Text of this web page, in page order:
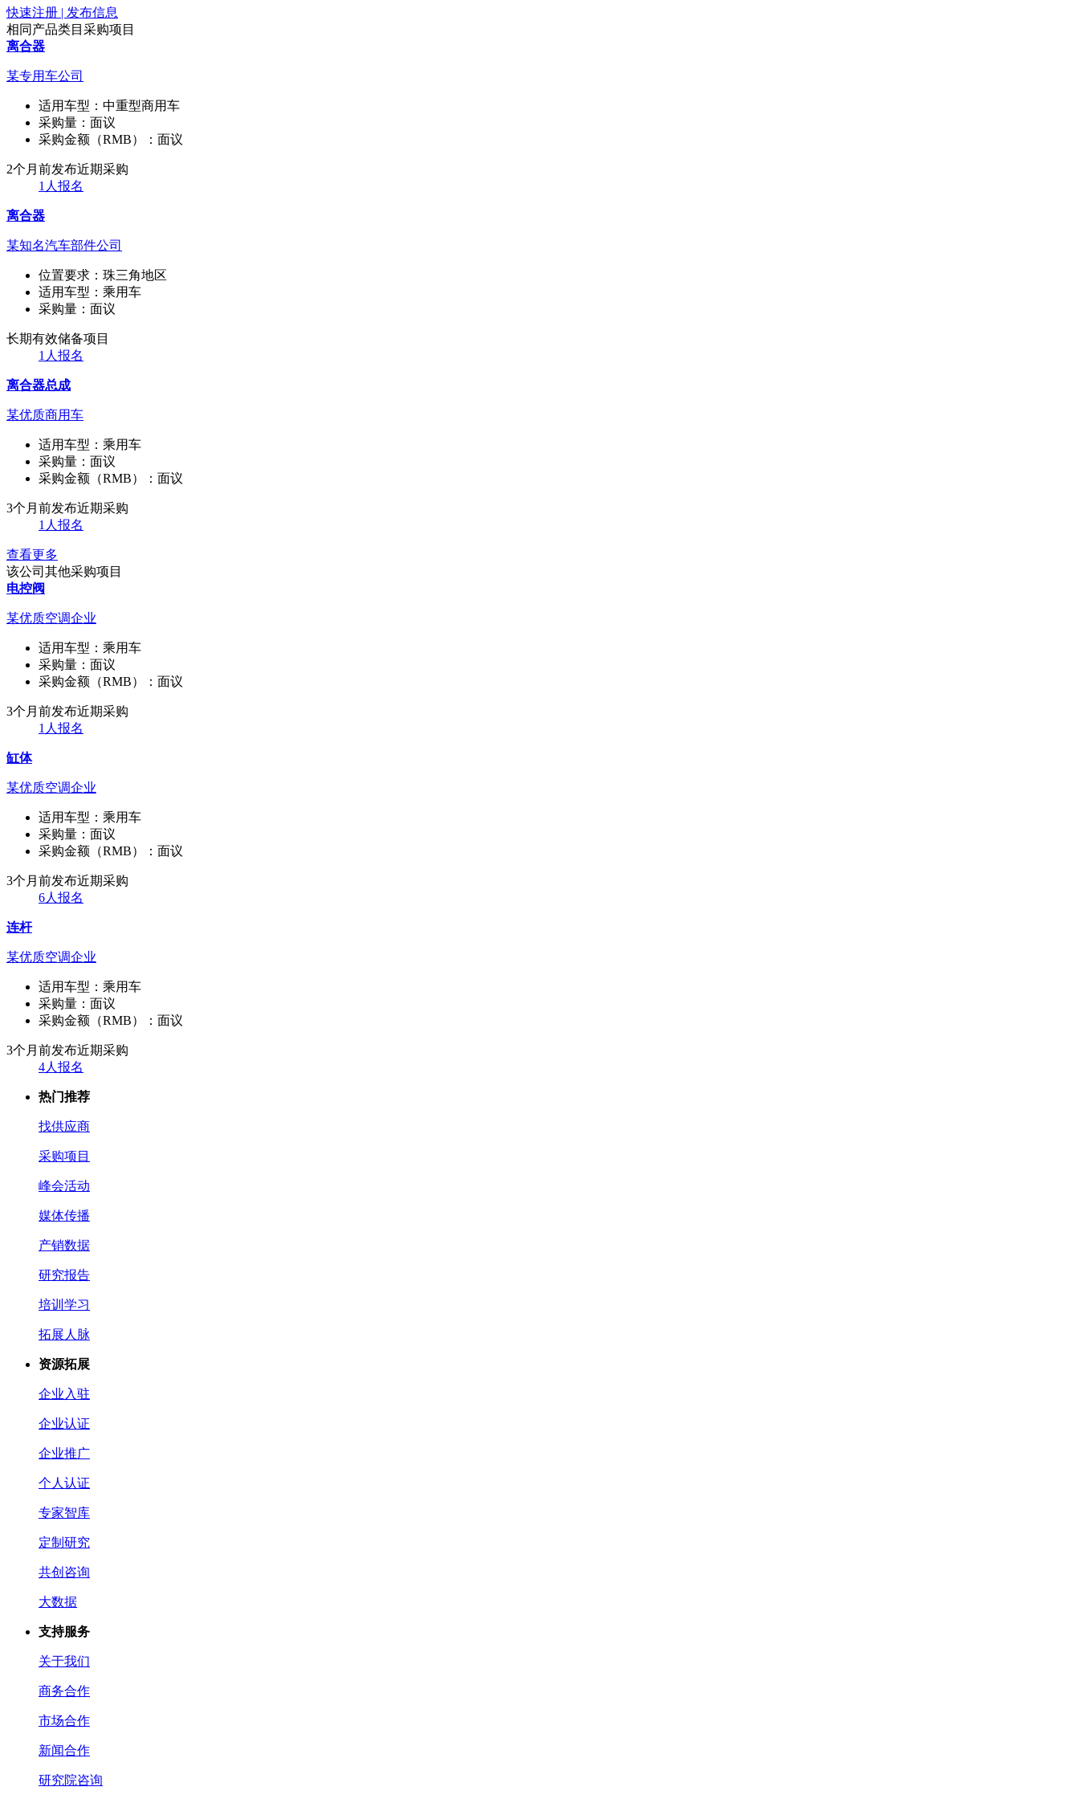
快速注册 | 发布信息
相同产品类目采购项目
离合器
某专用车公司
适用车型： 中重型商用车
采购量： 面议
采购金额（RMB）： 面议
2个月前发布近期采购
1人报名
离合器
某知名汽车部件公司
位置要求： 珠三角地区
适用车型： 乘用车
采购量： 面议
长期有效储备项目
1人报名
离合器总成
某优质商用车
适用车型： 乘用车
采购量： 面议
采购金额（RMB）： 面议
3个月前发布近期采购
1人报名
查看更多
该公司其他采购项目
电控阀
某优质空调企业
适用车型： 乘用车
采购量： 面议
采购金额（RMB）： 面议
3个月前发布近期采购
1人报名
缸体
某优质空调企业
适用车型： 乘用车
采购量： 面议
采购金额（RMB）： 面议
3个月前发布近期采购
6人报名
连杆
某优质空调企业
适用车型： 乘用车
采购量： 面议
采购金额（RMB）： 面议
3个月前发布近期采购
4人报名
热门推荐
找供应商
采购项目
峰会活动
媒体传播
产销数据
研究报告
培训学习
拓展人脉
资源拓展
企业入驻
企业认证
企业推广
个人认证
专家智库
定制研究
共创咨询
大数据
支持服务
关于我们
商务合作
市场合作
新闻合作
研究院咨询